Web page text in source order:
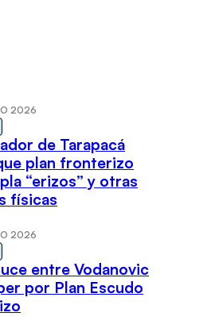
2026
de Tarapacá
plan fronterizo
“erizos” y otras
físicas
2026
entre Vodanovic
por Plan Escudo